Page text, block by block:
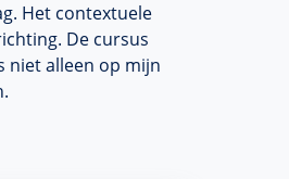
Het contextuele
De cursus
niet alleen op mijn